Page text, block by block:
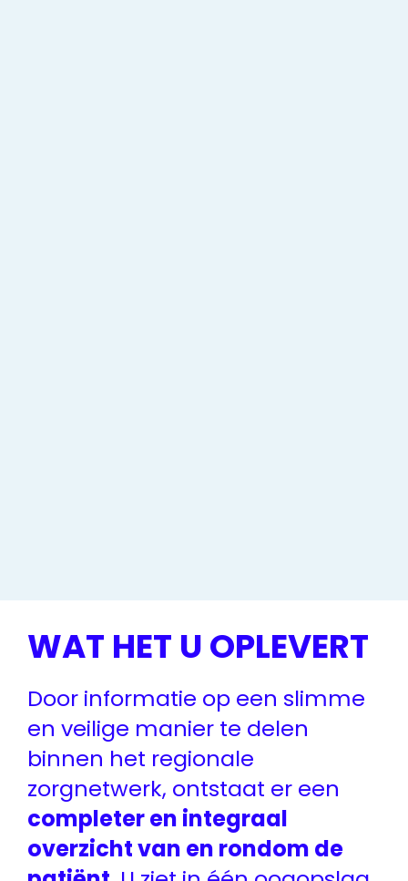
Door informatie op een slimme
en veilige manier te delen
binnen het regionale
zorgnetwerk, ontstaat er een
completer en integraal
overzicht van en rondom de
WAT HET U OPLEVERT